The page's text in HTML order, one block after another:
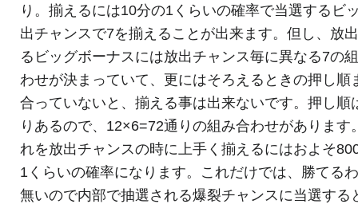
り。揃えるには10分の1くらいの確率で当選するビ
出チャンスで7を揃えることが出来ます。但し、放
るビッグボーナスには放出チャンス毎に異なる7の
わせが決まっていて、更にはそろえるときの押し順
合っていないと、揃える事は出来ないです。押し順
りあるので、12×6=72通りの組み合わせがあります
れを放出チャンスの時に上手く揃えるにはおよそ
1くらいの確率になります。これだけでは、勝てる
無いので内部で抽選される爆裂チャンスに当選する